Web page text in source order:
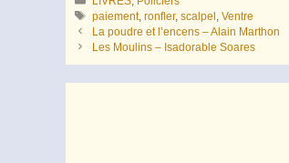
Étiquettes
paiement,ronfler,scalpel ,Ventre
La poudre et l’encens – Alain Marthon
Les Moulins – Isadorable Soares